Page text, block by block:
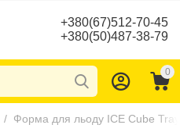
+380(67)512-70-45
+380(50)487-38-79
0
/ Форма для льоду ICE Cube Tray